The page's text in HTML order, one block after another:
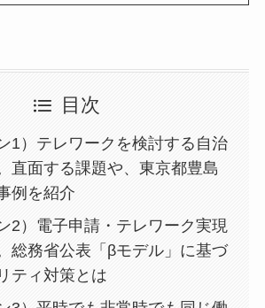
目次
1）テレワークを検討する自治
直面する課題や、東京都豊島
例を紹介
2）電子申請・テレワーク実現
総務省公表「βモデル」に基づ
ティ対策とは